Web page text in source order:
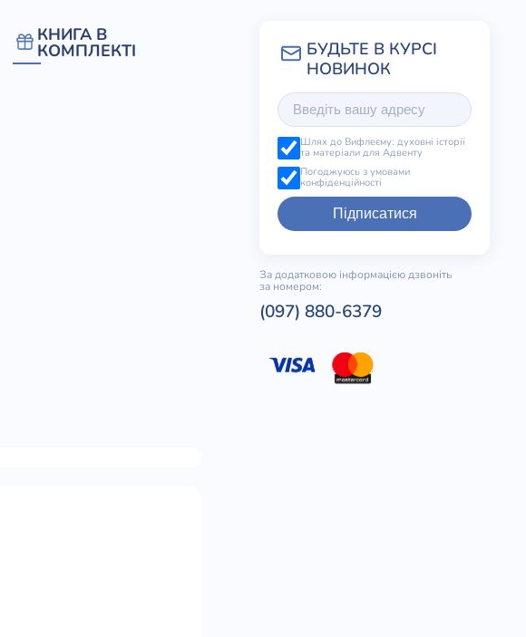
КНИГА В
КОМПЛЕКТІ
Шлях до Вифлеєму: духовні історії
та матеріали для Адвенту
Погоджуюсь з умовами
конфіденційності
Підписатися
За додатковою інформацією дзвоніть
за номером:
(097) 880-6379